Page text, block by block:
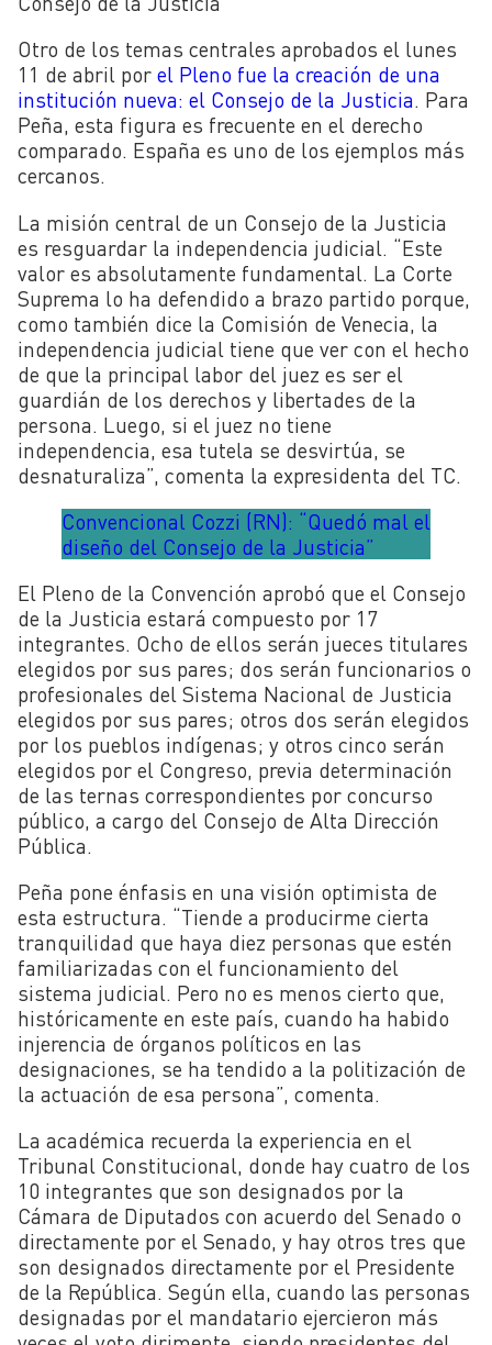
Otro de los temas centrales aprobados el lunes
11 de abril por el Pleno fue la creación de una
institución nueva: el Consejo de la Justicia. Para
Peña, esta figura es frecuente en el derecho
comparado. España es uno de los ejemplos más
cercanos.
La misión central de un Consejo de la Justicia
es resguardar la independencia judicial. “Este
valor es absolutamente fundamental. La Corte
Suprema lo ha defendido a brazo partido porque,
como también dice la Comisión de Venecia, la
independencia judicial tiene que ver con el hecho
de que la principal labor del juez es ser el
guardián de los derechos y libertades de la
persona. Luego, si el juez no tiene
independencia, esa tutela se desvirtúa, se
desnaturaliza”, comenta la expresidenta del TC.
Convencional Cozzi (RN): “Quedó mal el
diseño del Consejo de la Justicia”
El Pleno de la Convención aprobó que el Consejo
de la Justicia estará compuesto por 17
integrantes. Ocho de ellos serán jueces titulares
elegidos por sus pares; dos serán funcionarios o
profesionales del Sistema Nacional de Justicia
elegidos por sus pares; otros dos serán elegidos
por los pueblos indígenas; y otros cinco serán
elegidos por el Congreso, previa determinación
de las ternas correspondientes por concurso
público, a cargo del Consejo de Alta Dirección
Pública.
Peña pone énfasis en una visión optimista de
esta estructura. “Tiende a producirme cierta
tranquilidad que haya diez personas que estén
familiarizadas con el funcionamiento del
sistema judicial. Pero no es menos cierto que,
históricamente en este país, cuando ha habido
injerencia de órganos políticos en las
designaciones, se ha tendido a la politización de
la actuación de esa persona”, comenta.
La académica recuerda la experiencia en el
Tribunal Constitucional, donde hay cuatro de los
10 integrantes que son designados por la
Cámara de Diputados con acuerdo del Senado o
directamente por el Senado, y hay otros tres que
son designados directamente por el Presidente
de la República. Según ella, cuando las personas
designadas por el mandatario ejercieron más